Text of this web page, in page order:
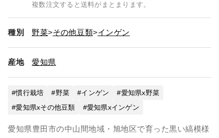
複数注文すると送料がまとまります。
種別 野菜 その他豆類 インゲン
産地 愛知県
慣行栽培 野菜 インゲン
愛知県x野菜
愛知県xその他豆類
愛知県xインゲン
愛知県豊田市の中山間地域・旭地区で育った黒い縞模様